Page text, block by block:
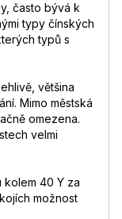
často bývá k
typy čínských
typů s
většina
Mimo městská
omezena.
velmi
kolem 40 Y za
možnost